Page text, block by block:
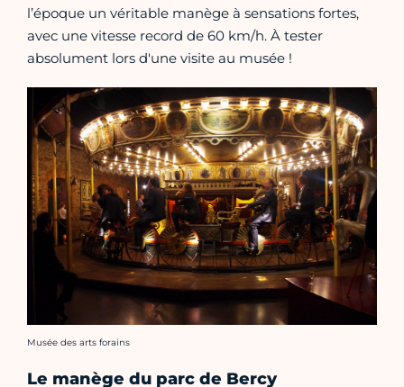
l’époque un véritable manège à sensations fortes,
avec une vitesse record de 60 km/h. À tester
absolument lors d'une visite au musée !
Crédit photo :
Musée des arts forains
Le manège du parc de Bercy